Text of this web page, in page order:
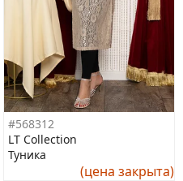
#568312
LT Collection
Туника
(цена закрыта)